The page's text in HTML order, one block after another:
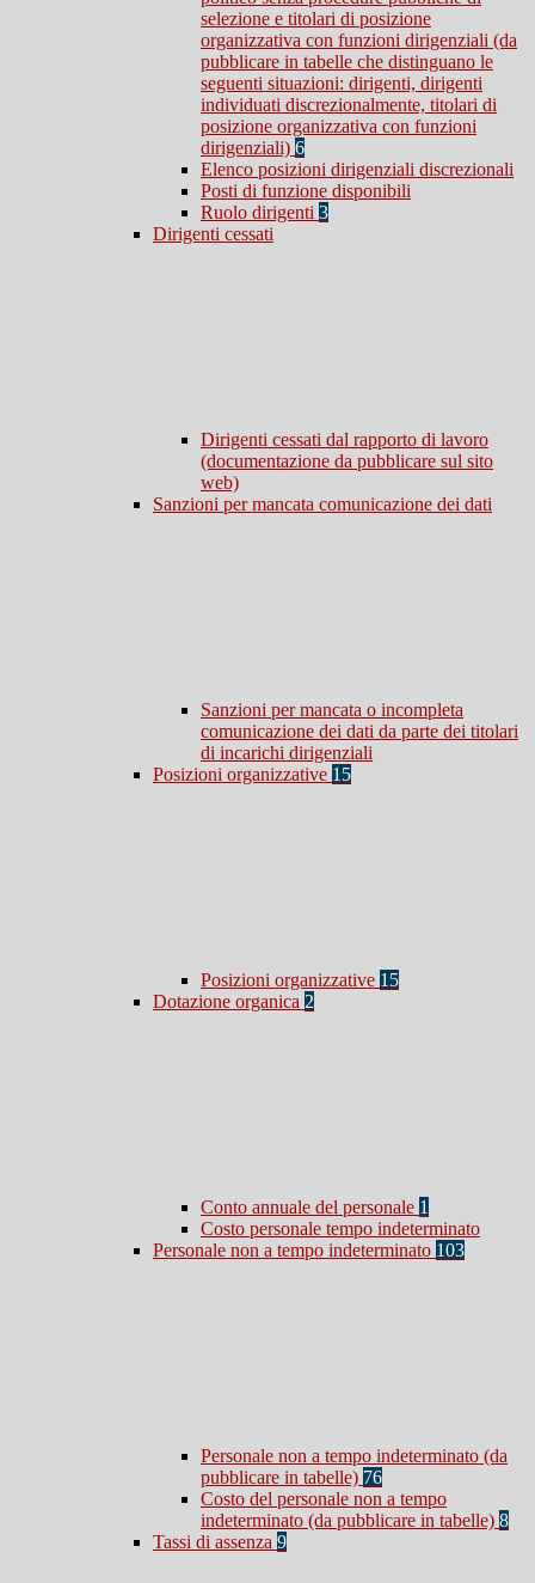
selezione e titolari di posizione
organizzativa con funzioni dirigenziali (da
pubblicare in tabelle che distinguano le
seguenti situazioni: dirigenti, dirigenti
individuati discrezionalmente, titolari di
posizione organizzativa con funzioni
dirigenziali) 6
Elenco posizioni dirigenziali discrezionali
Posti di funzione disponibili
Ruolo dirigenti 3
Dirigenti cessati
Dirigenti cessati dal rapporto di lavoro
(documentazione da pubblicare sul sito
web)
Sanzioni per mancata comunicazione dei dati
Sanzioni per mancata o incompleta
comunicazione dei dati da parte dei titolari
di incarichi dirigenziali
Posizioni organizzative 15
Posizioni organizzative 15
Dotazione organica 2
Conto annuale del personale 1
Costo personale tempo indeterminato
Personale non a tempo indeterminato 103
Personale non a tempo indeterminato (da
pubblicare in tabelle) 76
Costo del personale non a tempo
indeterminato (da pubblicare in tabelle) 8
Tassi di assenza 9